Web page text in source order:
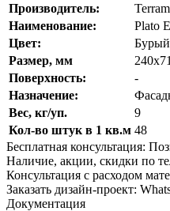
Производитель:
Наименование:
Plato
Цвет:
Бурый
Размер, мм
Поверхность:
-
Назначение:
Вес, кг/уп.
9
Кол-во штук в 1 кв.м 48
Бесплатная консультация:
Наличие, акции, скидки по
Консультация с расходом
Заказать дизайн-проект:
Документация